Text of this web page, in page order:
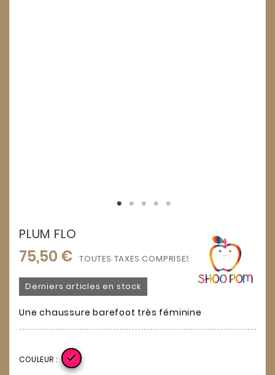
PLUM FLO
75,50 € TOUTES TAXES COMPRISES
Derniers articles en stock
Une chaussure barefoot très féminine
COULEUR : 